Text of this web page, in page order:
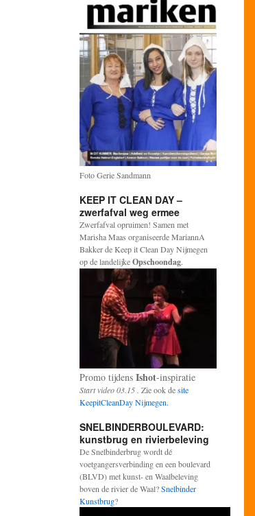
Foto Gerie Sandmann
KEEP IT CLEAN DAY –
zwerfafval weg ermee
Zwerfafval opruimen! Samen met
Marisha Maas organiseerde MariannA
Bakker de Keep it Clean Day Nijmegen
op de landelijkeOpschoondag.
Promo tijdens Ishot-inspiratie
Start video 03.15 . Zie ook desite
KeepitCleanDay Nijmegen.
SNELBINDERBOULEVARD:
kunstbrug en rivierbeleving
De Snelbinderbrug wordt dé
voetgangersverbinding en een boulevard
(BLVD) met kunst- en Waalbeleving
boven de rivier de Waal?Snelbinder
Kunstbrug?